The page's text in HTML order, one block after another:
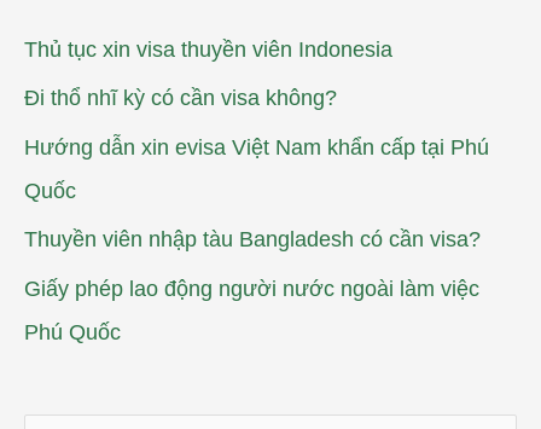
Thủ tục xin visa thuyền viên Indonesia
Đi thổ nhĩ kỳ có cần visa không?
Hướng dẫn xin evisa Việt Nam khẩn cấp tại Phú
Quốc
Thuyền viên nhập tàu Bangladesh có cần visa?
Giấy phép lao động người nước ngoài làm việc
Phú Quốc